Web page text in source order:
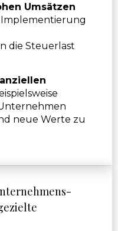
Umsätzen
Implementierung
die Steuerlast
neue Werte zu